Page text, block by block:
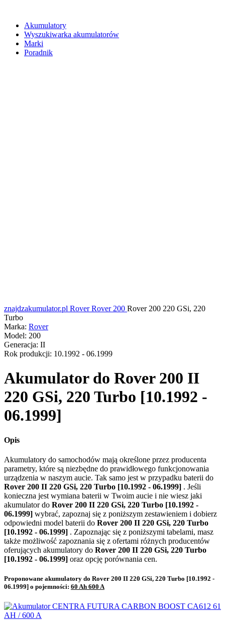
Akumulatory
Wyszukiwarka akumulatorów
Marki
Poradnik
znajdzakumulator.pl Rover Rover 200 Rover 200 220 GSi, 220
Turbo
Marka: Rover
Model: 200
Generacja: II
Rok produkcji: 10.1992 - 06.1999
Akumulator do Rover 200 II
220 GSi, 220 Turbo [10.1992 -
06.1999]
Opis
Akumulatory do samochodów mają określone przez producenta
parametry, które są niezbędne do prawidłowego funkcjonowania
urządzenia w naszym aucie. Tak samo jest w przypadku baterii do
Rover 200 II 220 GSi, 220 Turbo [10.1992 - 06.1999] . Jeśli
konieczna jest wymiana baterii w Twoim aucie i nie wiesz jaki
akumulator do Rover 200 II 220 GSi, 220 Turbo [10.1992 -
06.1999] wybrać, zapoznaj się z poniższym zestawieniem i dobierz
odpowiedni model baterii do Rover 200 II 220 GSi, 220 Turbo
[10.1992 - 06.1999] . Zapoznając się z poniższymi tabelami, masz
także możliwość zapoznania się z ofertami różnych producentów
oferujących akumulatory do Rover 200 II 220 GSi, 220 Turbo
[10.1992 - 06.1999] oraz opcję porównania cen.
Proponowane akumulatory do Rover 200 II 220 GSi, 220 Turbo [10.1992 -
06.1999] o pojemności: 60 Ah 600 A